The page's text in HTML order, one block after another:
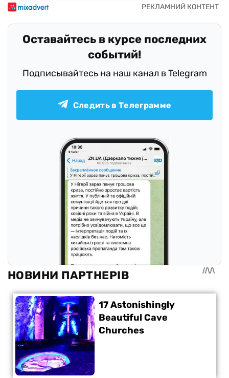
Оставайтесь в курсе последних
событий!
Подписывайтесь на наш канал в Telegram
Следить в Телеграмме